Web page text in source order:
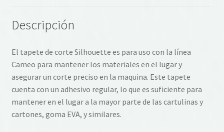
Descripción
El tapete de corte Silhouette es para uso con la línea
Cameo para mantener los materiales en el lugar y
asegurar un corte preciso en la maquina. Este tapete
cuenta con un adhesivo regular, lo que es suficiente para
mantener en el lugar a la mayor parte de las cartulinas y
cartones, goma EVA, y similares.